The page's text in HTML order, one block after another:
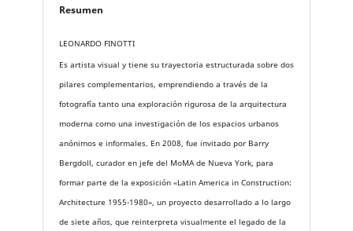
Resumen
LEONARDO FINOTTI
Es artista visual y tiene su trayectoria estructurada sobre dos
pilares complementarios, emprendiendo a través de la
fotografía tanto una exploración rigurosa de la arquitectura
moderna como una investigación de los espacios urbanos
anónimos e informales. En 2008, fue invitado por Barry
Bergdoll, curador en jefe del MoMA de Nueva York, para
formar parte de la exposición «Latin America in Construction:
Architecture 1955-1980», un proyecto desarrollado a lo largo
de siete años, que reinterpreta visualmente el legado de la